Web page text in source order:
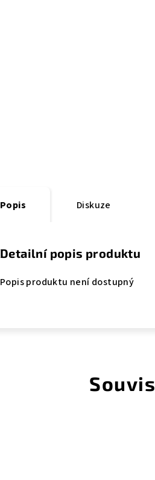
Popis Diskuze
Detailní popis produktu
Popis produktu není dostupný